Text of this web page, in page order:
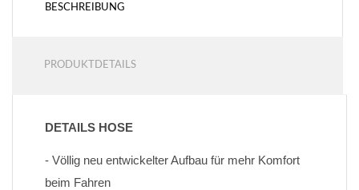
BESCHREIBUNG
PRODUKTDETAILS
DETAILS HOSE
- Völlig neu entwickelter Aufbau für mehr Komfort
beim Fahren